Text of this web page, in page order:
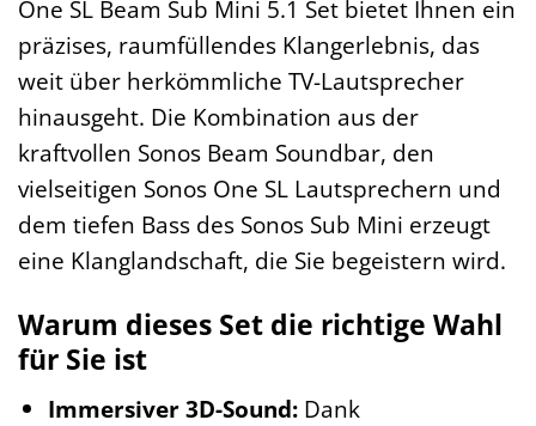
One SL Beam Sub Mini 5.1 Set bietet Ihnen ein
präzises, raumfüllendes Klangerlebnis, das
weit über herkömmliche TV-Lautsprecher
hinausgeht. Die Kombination aus der
kraftvollen Sonos Beam Soundbar, den
vielseitigen Sonos One SL Lautsprechern und
dem tiefen Bass des Sonos Sub Mini erzeugt
eine Klanglandschaft, die Sie begeistern wird.
Warum dieses Set die richtige Wahl
für Sie ist
Immersiver 3D-Sound:Dank